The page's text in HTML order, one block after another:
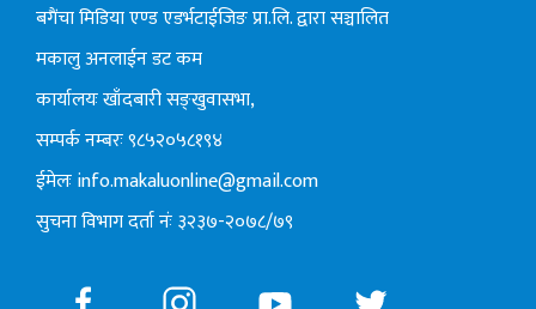
बगैंचा मिडिया एण्ड एडर्भटाईजिङ प्रा.लि. द्वारा सञ्चालित
मकालु अनलाईन डट कम
कार्यालयः खाँदबारी सङ्खुवासभा,
सम्पर्क नम्बरः ९८५२०५८१९४
ईमेलःinfo.makaluonline@gmail.com
सुचना विभाग दर्ता नंः ३२३७-२०७८/७९